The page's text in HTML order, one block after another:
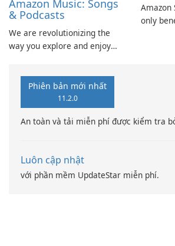
Amazon Music: Songs
& Podcasts
We are revolutionizing the
way you explore and enjoy
podcasts for free, with
occasional ads, without the
need for a credit card.
Amazon
only
Phiên bản mới nhất
11.2.0
An toàn và tải miễn phí được kiểm tra
Luôn cập nhật
với phần mềm UpdateStar miễn phí.